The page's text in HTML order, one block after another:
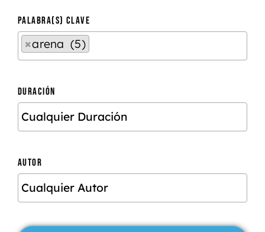
PALABRA(S) CLAVE
×arena (5)
DURACIÓN
AUTOR